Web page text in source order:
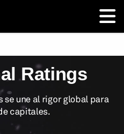
Ratings
une al rigor global para
capitales.